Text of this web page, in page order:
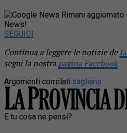
Rimani
News!
SEGUICI
Continua a leggere le notizie de
segui la nostra pagina Facebook
Argomenti correlati:sagliano
E tu cosa ne pensi?